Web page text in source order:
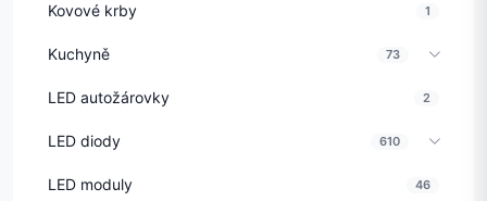
Kovové krby 1
Kuchyně 73
LED autožárovky 2
LED diody 610
LED moduly 46